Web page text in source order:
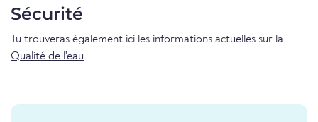
Sécurité
Tu trouveras également ici les informations actuelles sur la
Qualité de l'eau.